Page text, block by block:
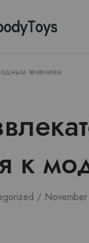
течениям
к